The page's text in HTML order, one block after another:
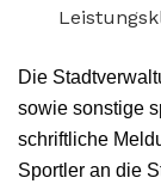
Die
sowie sonstige
schriftliche
Sportler an die